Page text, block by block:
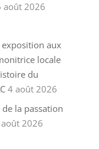
août 2026
aux
locale
du
4 août 2026
la passation
2026